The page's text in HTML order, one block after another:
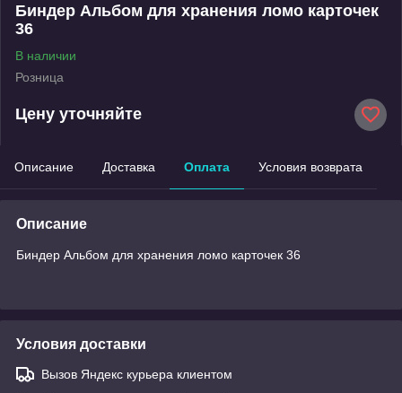
Биндер Альбом для хранения ломо карточек
36
В наличии
Розница
Цену уточняйте
Описание Доставка Оплата Условия возврата
Описание
Биндер Альбом для хранения ломо карточек 36
Условия доставки
Вызов Яндекс курьера клиентом